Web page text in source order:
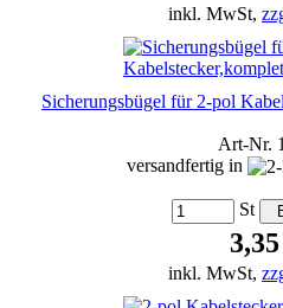
inkl. MwSt,
Sicherungsbügel für 2-pol
Art-Nr.
versandfertig in
St
inkl. MwSt,